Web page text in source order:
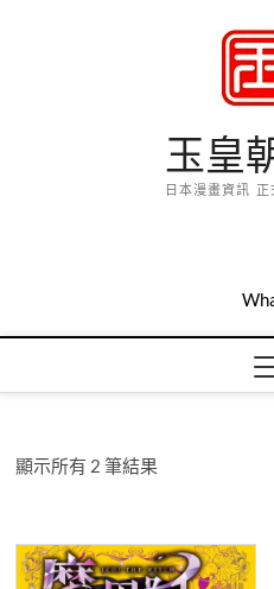
玉皇
日本漫畫資訊 正
顯示所有 2 筆結果
項
目